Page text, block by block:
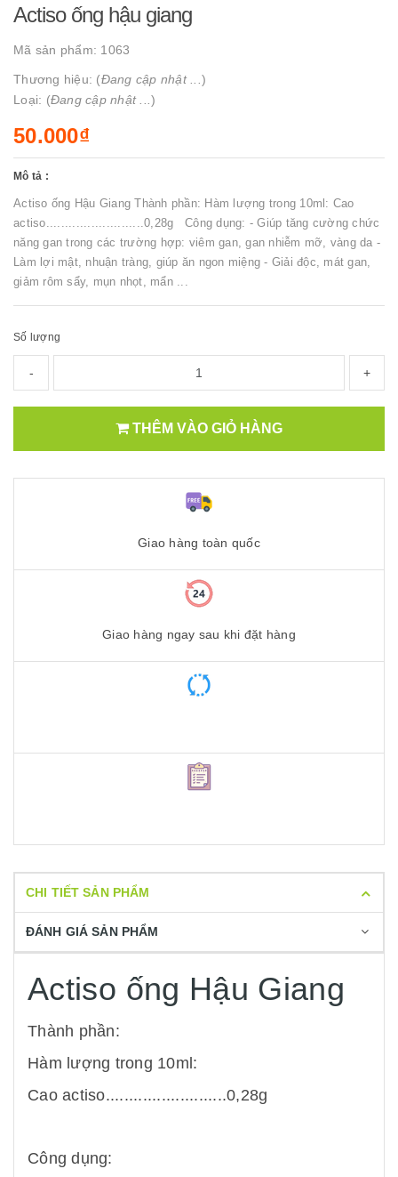
Actiso ống hậu giang
Mã sản phẩm: 1063
Thương hiệu: (Đang cập nhật ... )
Loại: (Đang cập nhật ... )
50.000₫
Mô tả :
Actiso ống Hậu Giang Thành phần: Hàm lượng trong 10ml: Cao
actiso..........................0,28g Công dụng: - Giúp tăng cường chức
năng gan trong các trường hợp: viêm gan, gan nhiễm mỡ, vàng da -
Làm lợi mật, nhuận tràng, giúp ăn ngon miệng - Giải độc, mát gan,
giảm rôm sẩy, mụn nhọt, mẩn ...
Số lượng
- +
THÊM VÀO GIỎ HÀNG
Giao hàng toàn quốc
Giao hàng ngay sau khi đặt hàng
CHI TIẾT SẢN PHẨM
ĐÁNH GIÁ SẢN PHẨM
Actiso ống Hậu Giang
Thành phần:
Hàm lượng trong 10ml:
Cao actiso..........................0,28g
Công dụng: